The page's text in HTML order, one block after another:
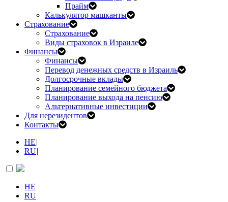
Прайм
Калькулятор машканты
Страхование
Страхование
Виды страховок в Израиле
Финансы
Финансы
Перевод денежных средств в Израиль
Долгосрочные вклады
Планирование семейного бюджета
Планирование выхода на пенсию
Альтернативные инвестиции
Для нерезидентов
Контакты
HE|
RU|
HE
RU